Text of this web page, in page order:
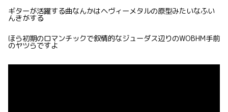
ギターが活躍する曲なんかはヘヴィーメタルの原型みたいなふい
んきがする
ほら初期のロマンチックで叙情的なジューダス辺りのWOBHM手前
のヤツらですよ